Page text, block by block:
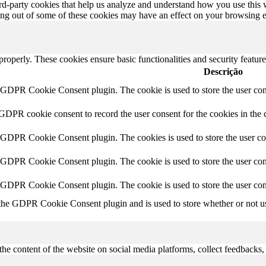
party cookies that help us analyze and understand how you use
out of some of these cookies may have an effect on your browsing
These cookies ensure basic functionalities and security
Descrição
Cookie Consent plugin. The cookie is used to store the user
cookie consent to record the user consent for the cookies in
Cookie Consent plugin. The cookies is used to store the user
Cookie Consent plugin. The cookie is used to store the user
Cookie Consent plugin. The cookie is used to store the user
GDPR Cookie Consent plugin and is used to store whether or not
content of the website on social media platforms, collect